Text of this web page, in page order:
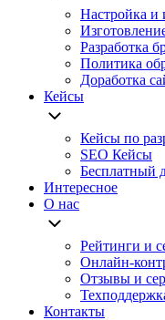
Настройка и
Разработка
Политика
Доработка
Кейсы
Кейсы по
SEO Кейсы
Бесплатный
Интересное
О нас
Рейтинги и
Онлайн-
Отзывы и
Контакты